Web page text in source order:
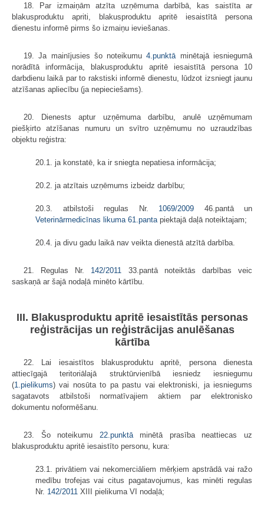
18. Par izmaiņām atzīta uzņēmuma darbībā, kas saistīta ar
blakusproduktu apriti, blakusproduktu apritē iesaistītā persona
dienestu informē pirms šo izmaiņu ieviešanas.
19. Ja mainījusies šo noteikumu4.punktā minētajā iesniegumā
norādītā informācija, blakusproduktu apritē iesaistītā persona 10
darbdienu laikā par to rakstiski informē dienestu, lūdzot izsniegt jaunu
atzīšanas apliecību (ja nepieciešams).
20. Dienests aptur uzņēmuma darbību, anulē uzņēmumam
piešķirto atzīšanas numuru un svītro uzņēmumu no uzraudzības
objektu reģistra:
20.1. ja konstatē, ka ir sniegta nepatiesa informācija;
20.2. ja atzītais uzņēmums izbeidz darbību;
20.3. atbilstoši regulas Nr. 1069/2009 46.pantā un
Veterinārmedicīnas likuma 61.panta piektajā daļā noteiktajam;
20.4. ja divu gadu laikā nav veikta dienestā atzītā darbība.
21. Regulas Nr. 142/2011
33.pantā noteiktās darbības veic
saskaņā ar šajā nodaļā minēto kārtību.
III. Blakusproduktu apritē iesaistītās personas
reģistrācijas un reģistrācijas anulēšanas
kārtība
22. Lai iesaistītos blakusproduktu apritē, persona dienesta
attiecīgajā teritoriālajā struktūrvienībā iesniedz iesniegumu
(1.pielikums) vai nosūta to pa pastu vai elektroniski, ja iesniegums
sagatavots atbilstoši normatīvajiem aktiem par elektronisko
dokumentu noformēšanu.
23. Šo noteikumu 22.punktāminētā prasība neattiecas uz
blakusproduktu apritē iesaistīto personu, kura:
23.1. privātiem vai nekomerciāliem mērķiem apstrādā vai ražo
medību trofejas vai citus pagatavojumus, kas minēti regulas
Nr. 142/2011 XIII pielikuma VI nodaļā;